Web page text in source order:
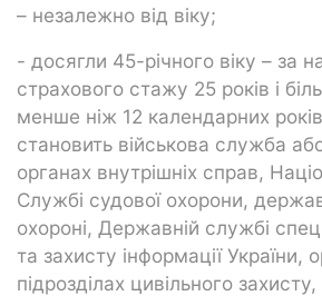
– незалежно від віку;
- досягли 45-річного віку – за
страхового стажу 25 років і
менше ніж 12 календарних років
становить військова служба
органах внутрішніх справ,
Службі судової охорони,
охороні, Державній службі
та захисту інформації України,
підрозділах цивільного